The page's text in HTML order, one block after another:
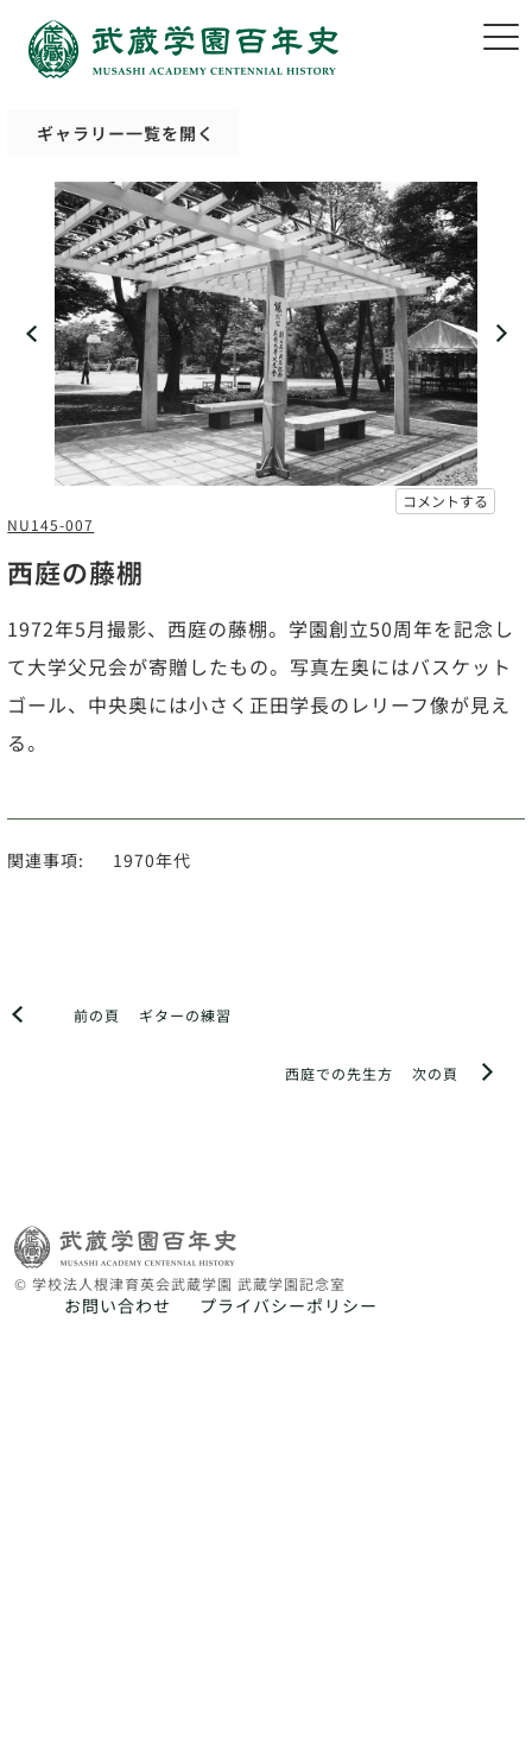
ギャラリー一覧を開く
コメントする
NU145-007
西庭の藤棚
1972年5月撮影、西庭の藤棚。学園創立50周年を記念し
て大学父兄会が寄贈したもの。写真左奥にはバスケット
ゴール、中央奥には小さく正田学長のレリーフ像が見え
る。
関連事項: 1970年代
前の頁 ギターの練習
次の頁
西庭での先生方
© 学校法人根津育英会武蔵学園 武蔵学園記念室
お問い合わせ プライバシーポリシー